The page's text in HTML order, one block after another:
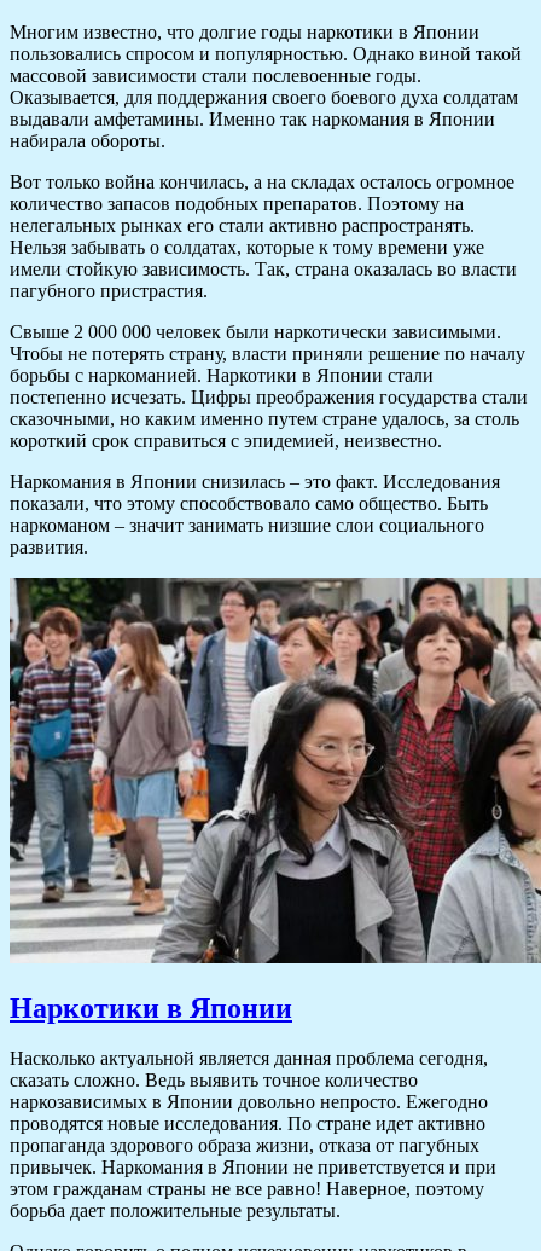
Многим известно, что долгие годы наркотики в Японии
пользовались спросом и популярностью. Однако виной такой
массовой зависимости стали послевоенные годы.
Оказывается, для поддержания своего боевого духа солдатам
выдавали амфетамины. Именно так наркомания в Японии
набирала обороты.
Вот только война кончилась, а на складах осталось огромное
количество запасов подобных препаратов. Поэтому на
нелегальных рынках его стали активно распространять.
Нельзя забывать о солдатах, которые к тому времени уже
имели стойкую зависимость. Так, страна оказалась во власти
пагубного пристрастия.
Свыше 2 000 000 человек были наркотически зависимыми.
Чтобы не потерять страну, власти приняли решение по началу
борьбы с наркоманией. Наркотики в Японии стали
постепенно исчезать. Цифры преображения государства стали
сказочными, но каким именно путем стране удалось, за столь
короткий срок справиться с эпидемией, неизвестно.
Наркомания в Японии снизилась – это факт. Исследования
показали, что этому способствовало само общество. Быть
наркоманом – значит занимать низшие слои социального
развития.
Наркотики в Японии
Насколько актуальной является данная проблема сегодня,
сказать сложно. Ведь выявить точное количество
наркозависимых в Японии довольно непросто. Ежегодно
проводятся новые исследования. По стране идет активно
пропаганда здорового образа жизни, отказа от пагубных
привычек. Наркомания в Японии не приветствуется и при
этом гражданам страны не все равно! Наверное, поэтому
борьба дает положительные результаты.